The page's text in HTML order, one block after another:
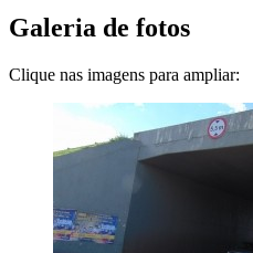
Galeria de fotos
Clique nas imagens para ampliar: